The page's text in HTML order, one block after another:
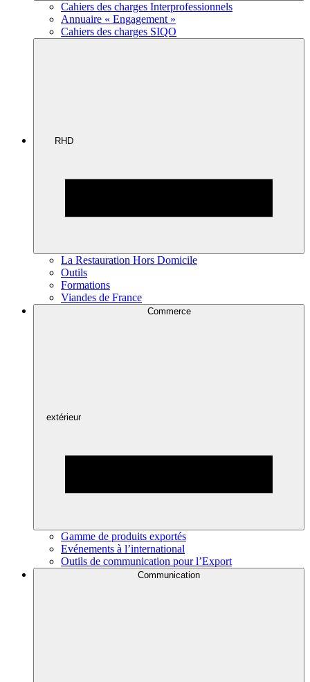
Cahiers des charges Interprofessionnels
Annuaire « Engagement »
Cahiers des charges SIQO
RHD
La Restauration Hors Domicile
Outils
Formations
Viandes de France
Commerce
extérieur
Gamme de produits exportés
Evénements à l’international
Outils de communication pour l’Export
Communication